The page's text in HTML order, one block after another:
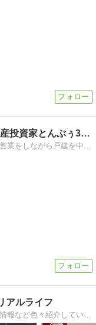
自称DIYを得意とする初心者不動産投資家とんぶぅ3です
不動産とは一切関係のないサラリーマン営業をしながら戸建を中心に不動産投資をする自称DIYを得意とする初心者不動産投資家とんぶぅ3のブログです。
アルライフ
主婦目線の節約術、エンタメ、イベント情報など色々紹介していきたいと思います。